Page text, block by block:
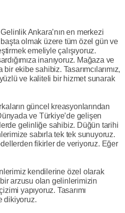
Ankara’nın en merkezi
olmak üzere tüm özel gün ve
emeliyle çalışıyoruz.
inanıyoruz. Mağaza ve
ekibe sahibiz. Tasarımcılarımız,
ve kaliteli bir hizmet sunarak
güncel kreasyonlarından
ve Türkiye’de gelişen
gelinliğe sahibiz. Düğün tarihi
sabırla tek tek sunuyoruz.
fikirler de veriyoruz. Eğer
kendilerine özel olarak
arzusu olan gelinlerimizin
yapıyoruz. Tasarımı
dikiyoruz.